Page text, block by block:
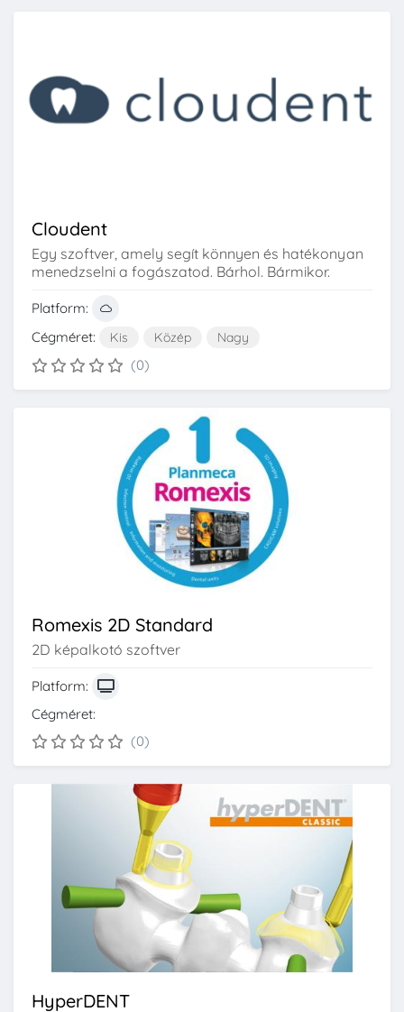
Cloudent
Egy szoftver, amely segít könnyen és hatékonyan
menedzselni a fogászatod. Bárhol. Bármikor.
Platform:
Cégméret:
Kis Közép Nagy
(0)
Romexis 2D Standard
2D képalkotó szoftver
Platform:
Cégméret:
(0)
HyperDENT